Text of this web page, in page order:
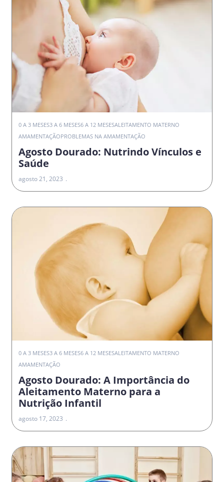
0 A 3 MESES3 A 6 MESES6 A 12 MESESALEITAMENTO MATERNO
AMAMENTAÇÃOPROBLEMAS NA AMAMENTAÇÃO
Agosto Dourado: Nutrindo Vínculos e
Saúde
agosto 21, 2023
0 A 3 MESES3 A 6 MESES6 A 12 MESESALEITAMENTO MATERNO
AMAMENTAÇÃO
Agosto Dourado: A Importância do
Aleitamento Materno para a
Nutrição Infantil
agosto 17, 2023